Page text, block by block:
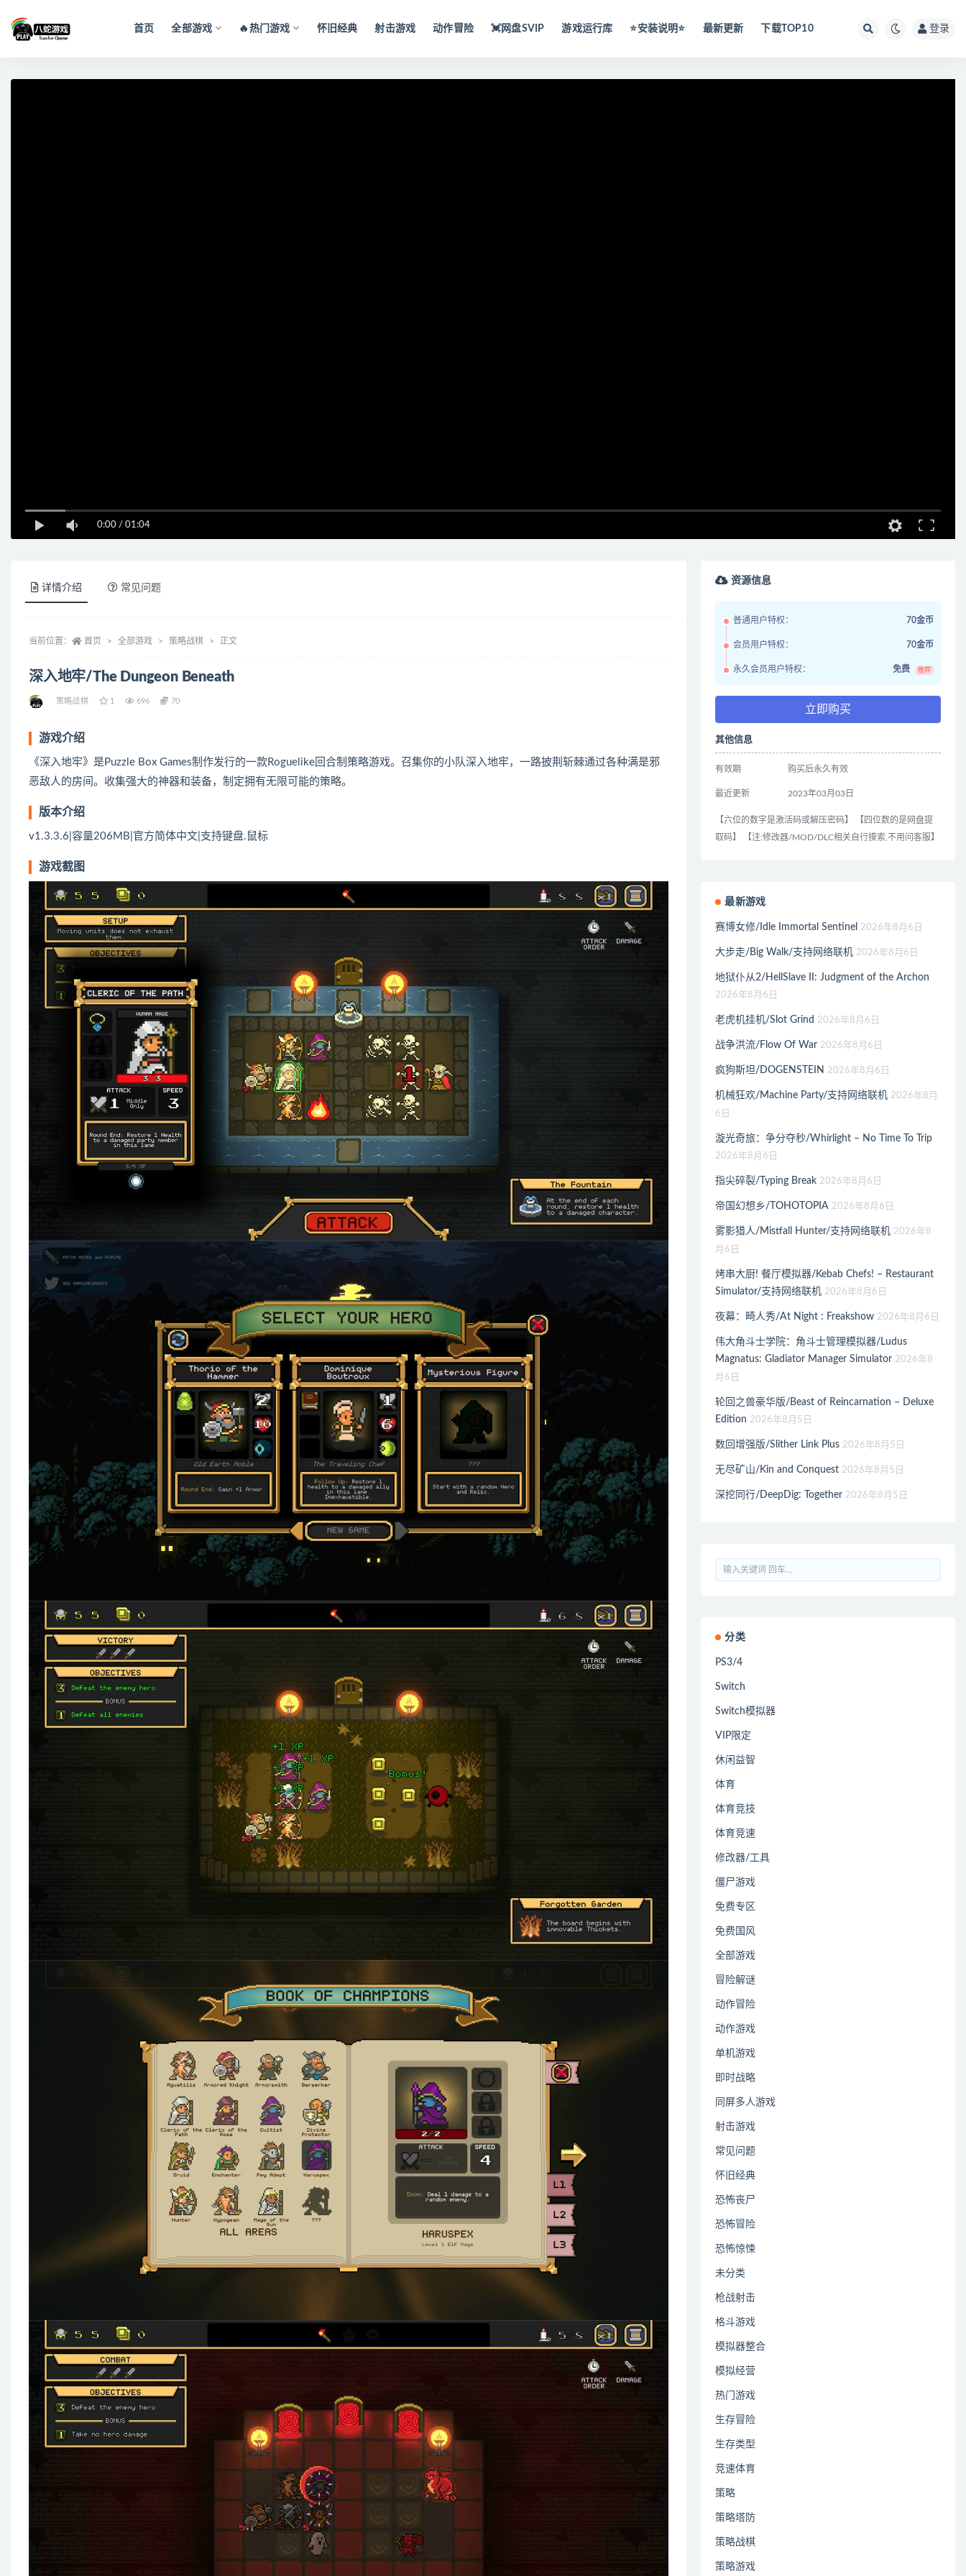
首页 全部游戏 🔥热门游戏 怀旧经典 射击游戏 动作冒险 💓网盘SVIP 游戏运行库 ⭐️安装说明⭐️ 最新更新 下载TOP10 登录
0:00 / 01:04
详情介绍 常见问题
当前位置： 首页 全部游戏 策略战棋 正文
深入地牢/The Dungeon Beneath
策略战棋 1 696 70
游戏介绍
《深入地牢》是Puzzle Box Games制作发行的一款Roguelike回合制策略游戏。召集你的小队深入地牢，一路披荆斩棘通过各种满是邪
恶敌人的房间。收集强大的神器和装备，制定拥有无限可能的策略。
版本介绍
v1.3.3.6|容量206MB|官方简体中文|支持键盘.鼠标
游戏截图
资源信息
普通用户特权： 70金币
会员用户特权： 70金币
永久会员用户特权： 免费 推荐
立即购买
其他信息
有效期 购买后永久有效
最近更新 2023年03月03日
【六位的数字是激活码或解压密码】 【四位数的是网盘提
取码】 【注:修改器/MOD/DLC相关自行摸索,不用问客服】
最新游戏
赛博女修/Idle Immortal Sentinel 2026年8月6日
大步走/Big Walk/支持网络联机 2026年8月6日
地狱仆从2/HellSlave II: Judgment of the Archon
2026年8月6日
老虎机挂机/Slot Grind 2026年8月6日
战争洪流/Flow Of War 2026年8月6日
疯狗斯坦/DOGENSTEIN 2026年8月6日
机械狂欢/Machine Party/支持网络联机 2026年8月
6日
漩光奇旅：争分夺秒/Whirlight – No Time To Trip
2026年8月6日
指尖碎裂/Typing Break 2026年8月6日
帝国幻想乡/TOHOTOPIA 2026年8月6日
雾影猎人/Mistfall Hunter/支持网络联机 2026年8
月6日
烤串大厨! 餐厅模拟器/Kebab Chefs! – Restaurant
Simulator/支持网络联机 2026年8月6日
夜幕：畸人秀/At Night : Freakshow 2026年8月6日
伟大角斗士学院：角斗士管理模拟器/Ludus
Magnatus: Gladiator Manager Simulator 2026年8
月6日
轮回之兽豪华版/Beast of Reincarnation – Deluxe
Edition 2026年8月5日
数回增强版/Slither Link Plus 2026年8月5日
无尽矿山/Kin and Conquest 2026年8月5日
深挖同行/DeepDig: Together 2026年8月5日
分类
PS3/4
Switch
Switch模拟器
VIP限定
休闲益智
体育
体育竞技
体育竞速
修改器/工具
僵尸游戏
免费专区
免费国风
全部游戏
冒险解谜
动作冒险
动作游戏
单机游戏
即时战略
同屏多人游戏
射击游戏
常见问题
怀旧经典
恐怖丧尸
恐怖冒险
恐怖惊悚
未分类
枪战射击
格斗游戏
模拟器整合
模拟经营
热门游戏
生存冒险
生存类型
竞速体育
策略
策略塔防
策略战棋
策略游戏